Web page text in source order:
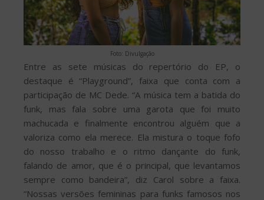
Foto: Divulgação
Entre as sete músicas do repertório do EP, o
destaque é “Playground”, faixa que conta com a
participação de MC Dede. “A música tem a batida do
funk, mas fala sobre uma garota que foi muito
machucada e finalmente encontrou alguém que a
valoriza como ela merece. Ela mistura o toque fofo
do nosso trabalho e o ritmo dançante do funk,
falando de amor, que é o principal, que levantamos
sempre como bandeira”, diz Carol sobre a faixa.
“Nossas versões femininas para funks famosos nos